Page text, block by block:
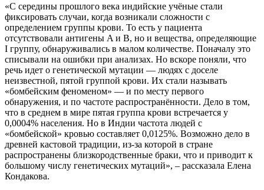
«С середины прошлого века индийские учёные стали
фиксировать случаи, когда возникали сложности с
определением группы крови. То есть у пациента
отсутствовали антигены A и B, но и вещества, определяющие
I группу, обнаруживались в малом количестве. Поначалу это
списывали на ошибки при анализах. Но вскоре поняли, что
речь идет о генетической мутации — людях с доселе
неизвестной, пятой группой крови. Их стали называть
«бомбейским феноменом» — и по месту первого
обнаружения, и по частоте распространённости. Дело в том,
что в среднем в мире пятая группа крови встречается у
0,0004% населения. Но в Индии частота людей с
«бомбейской» кровью составляет 0,0125%. Возможно дело в
древней кастовой традиции, из-за которой в стране
распространены близкородственные браки, что и приводит к
большому числу генетических мутаций», – рассказала Елена
Кондакова.